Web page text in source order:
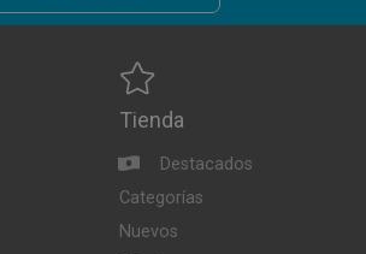
Tienda
Destacados
Categorías
Nuevos